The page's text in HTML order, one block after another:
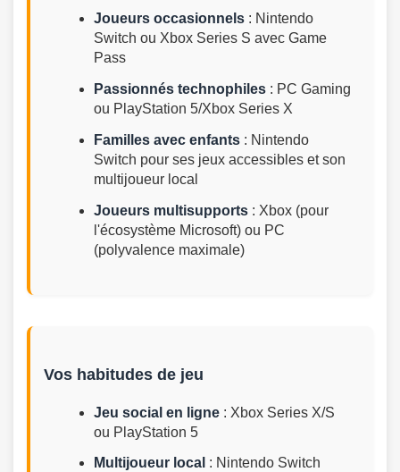
Joueurs occasionnels : Nintendo
Switch ou Xbox Series S avec Game
Pass
Passionnés technophiles : PC Gaming
ou PlayStation 5/Xbox Series X
Familles avec enfants : Nintendo
Switch pour ses jeux accessibles et son
multijoueur local
Joueurs multisupports : Xbox (pour
l'écosystème Microsoft) ou PC
(polyvalence maximale)
Vos habitudes de jeu
Jeu social en ligne : Xbox Series X/S
ou PlayStation 5
Multijoueur local : Nintendo Switch